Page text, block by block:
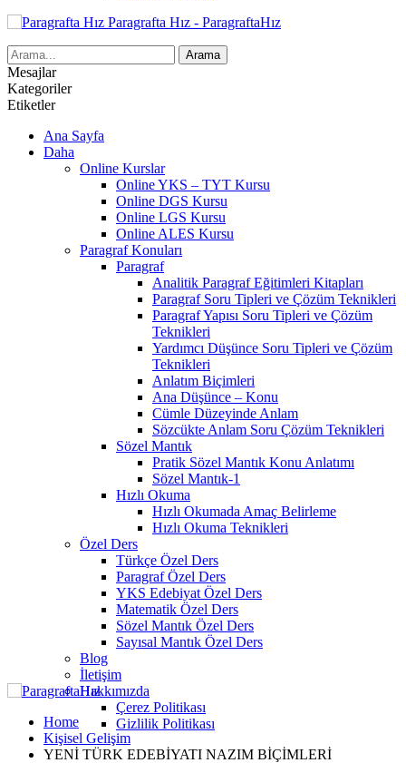
Paragrafta Hız - ParagraftaHız
Mesajlar
Kategoriler
Etiketler
Ana Sayfa
Daha
Online Kurslar
Online YKS – TYT Kursu
Online DGS Kursu
Online LGS Kursu
Online ALES Kursu
Paragraf Konuları
Paragraf
Analitik Paragraf Eğitimleri Kitapları
Paragraf Soru Tipleri ve Çözüm Teknikleri
Paragraf Yapısı Soru Tipleri ve Çözüm
Teknikleri
Yardımcı Düşünce Soru Tipleri ve Çözüm
Teknikleri
Anlatım Biçimleri
Ana Düşünce – Konu
Cümle Düzeyinde Anlam
Sözcükte Anlam Soru Çözüm Teknikleri
Sözel Mantık
Pratik Sözel Mantık Konu Anlatımı
Sözel Mantık-1
Hızlı Okuma
Hızlı Okumada Amaç Belirleme
Hızlı Okuma Teknikleri
Özel Ders
Türkçe Özel Ders
Paragraf Özel Ders
YKS Edebiyat Özel Ders
Matematik Özel Ders
Sözel Mantık Özel Ders
Sayısal Mantık Özel Ders
Blog
İletişim
Hakkımızda
Çerez Politikası
Gizlilik Politikası
Home
Kişisel Gelişim
YENİ TÜRK EDEBİYATI NAZIM BİÇİMLERİ